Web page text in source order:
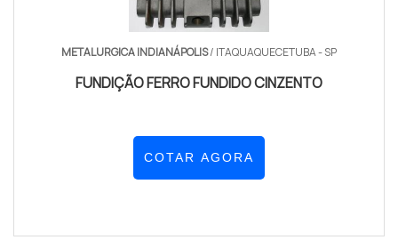
METALURGICA INDIANÁPOLIS/ ITAQUAQUECETUBA - SP
FUNDIÇÃO FERRO FUNDIDO CINZENTO
COTAR AGORA